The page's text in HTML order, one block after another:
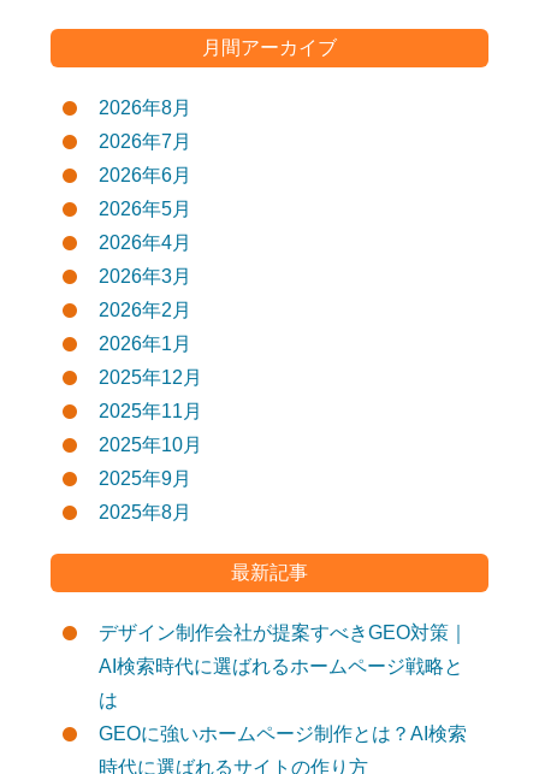
月間アーカイブ
2026年8月
2026年7月
2026年6月
2026年5月
2026年4月
2026年3月
2026年2月
2026年1月
2025年12月
2025年11月
2025年10月
2025年9月
2025年8月
最新記事
デザイン制作会社が提案すべきGEO対策｜
AI検索時代に選ばれるホームページ戦略と
は
GEOに強いホームページ制作とは？AI検索
時代に選ばれるサイトの作り方